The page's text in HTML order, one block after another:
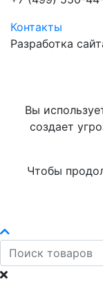
Контакты
Разработка
Вы
создает
Чтобы